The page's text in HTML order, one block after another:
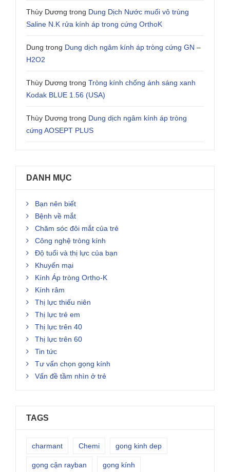
Thùy Dương trong Dung Dịch Nước muối vô trùng
Saline N.K rửa kính áp trong cứng OrthoK
Dung trong Dung dịch ngâm kính áp tròng cứng GN –
H2O2
Thùy Dương trong Tròng kính chống ánh sáng xanh
Kodak BLUE 1.56 (USA)
Thùy Dương trong Dung dịch ngâm kính áp tròng
cứng AOSEPT PLUS
DANH MỤC
Bạn nên biết
Bệnh về mắt
Chăm sóc đôi mắt của trẻ
Công nghệ tròng kính
Độ tuổi và thị lực của bạn
Khuyến mại
Kính Áp tròng Ortho-K
Kính râm
Thị lực thiếu niên
Thị lực trẻ em
Thị lực trên 40
Thị lực trên 60
Tin tức
Tư vấn chọn gọng kính
Vấn đề tầm nhìn ở trẻ
TAGS
charmant Chemi gong kinh dep
gọng cận rayban gọng kính